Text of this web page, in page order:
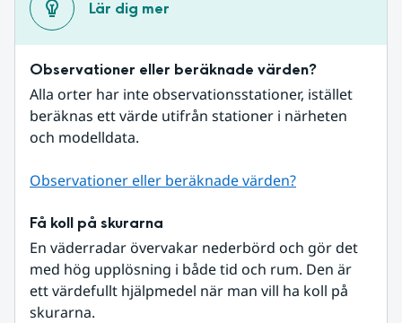
Lär dig mer
Observationer eller beräknade värden?
Alla orter har inte observationsstationer, istället
beräknas ett värde utifrån stationer i närheten
och modelldata.
Observationer eller beräknade värden?
Få koll på skurarna
En väderradar övervakar nederbörd och gör det
med hög upplösning i både tid och rum. Den är
ett värdefullt hjälpmedel när man vill ha koll på
skurarna.